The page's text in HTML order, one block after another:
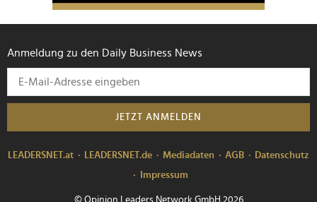
Anmeldung zu den Daily Business News
JETZT ANMELDEN
LEADERSNET.at LEADERSNET.de Mediadaten AGB
Datenschutz
Impressum